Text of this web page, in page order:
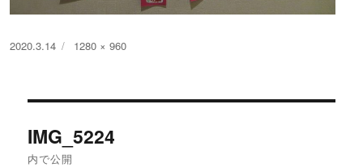
投
2020.3.14
フ
1280 × 960
稿
IMG_5224
内で公開